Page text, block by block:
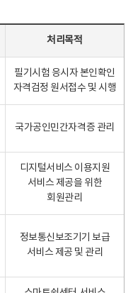
처리목적
필기시험 응시자 본인확인
자격검정 원서접수 및 시행
국가공인민간자격증 관리
디지털서비스 이용지원
서비스 제공을 위한
회원관리
정보통신보조기기 보급
서비스 제공 및 관리